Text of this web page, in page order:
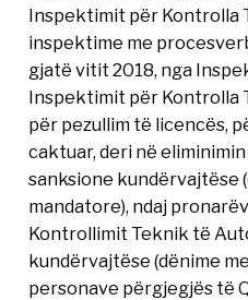
Inspektimit për Kontrolla
inspektime me
gjatë vitit 2018, nga
Inspektimit për Kontrolla
për pezullim të licencës,
caktuar, deri në
sanksione kundërvajtëse
mandatore), ndaj
Kontrollimit Teknik të
kundërvajtëse (dënime
personave përgjegjës të